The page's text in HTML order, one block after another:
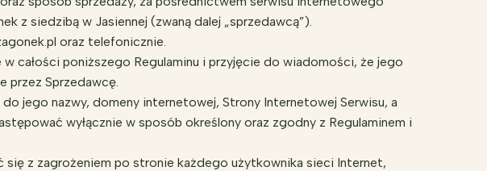
z siedzibą w Jasiennej (zwaną dalej „sprzedawcą”).
oraz telefonicznie.
całości poniższego Regulaminu i przyjęcie do wiadomości, że jego
przez Sprzedawcę.
jego nazwy, domeny internetowej, Strony Internetowej Serwisu, a
wyłącznie w sposób określony oraz zgodny z Regulaminem i
się z zagrożeniem po stronie każdego użytkownika sieci Internet,